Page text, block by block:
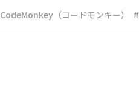
CodeMonkey（コードモンキー）